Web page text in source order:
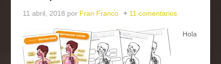
11 abril, 2018 por Fran Franco 11 comentarios
Hola